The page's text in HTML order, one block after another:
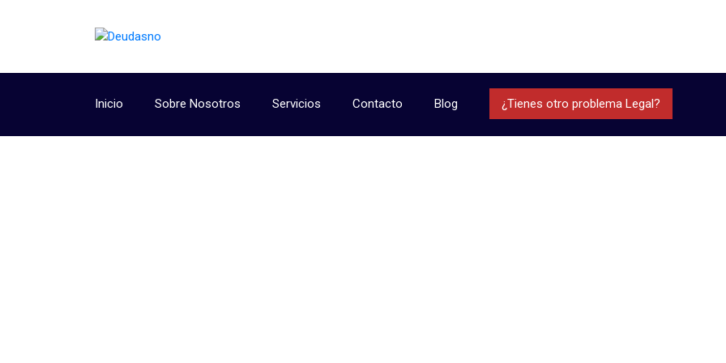
Inicio Sobre Nosotros Servicios Contacto Blog ¿Tienes otro problema Legal?